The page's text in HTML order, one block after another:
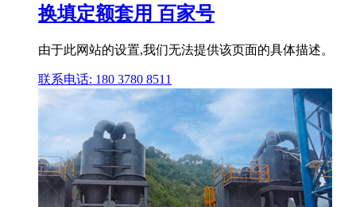
换填定额套用 百家号
由于此网站的设置,我们无法提供该页面的具体描述。
联系电话: 180 3780 8511